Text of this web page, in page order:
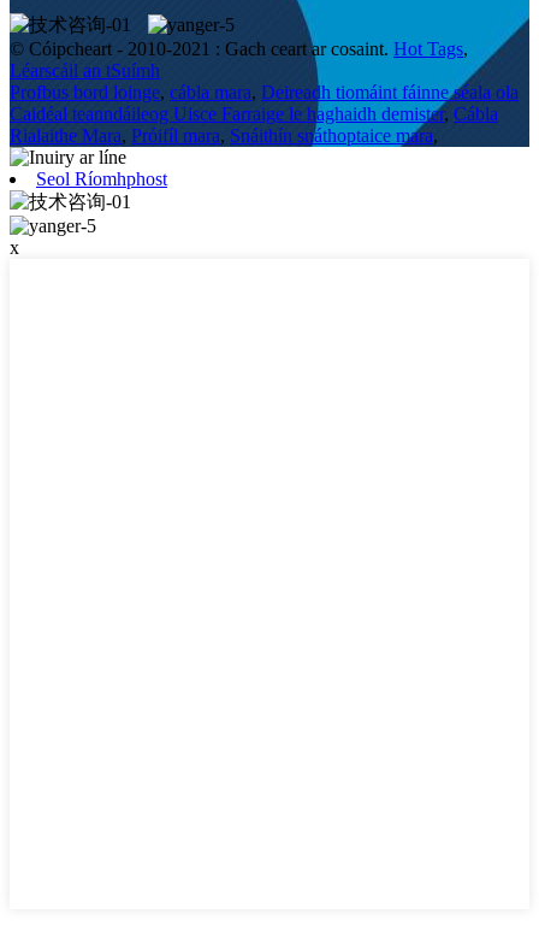
© Cóipcheart - 2010-2021 : Gach ceart ar cosaint. Hot Tags,
Léarscáil an tSuímh
Profbus bord loinge, cábla mara, Deireadh tiomáint fáinne séala ola
Caidéal teanndáileog Uisce Farraige le haghaidh demister, Cábla
Rialaithe Mara, Próifíl mara, Snáithín snáthoptaice mara,
Seol Ríomhphost
x